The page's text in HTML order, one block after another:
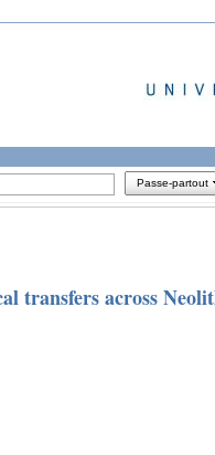
Passe-partout
transfers across